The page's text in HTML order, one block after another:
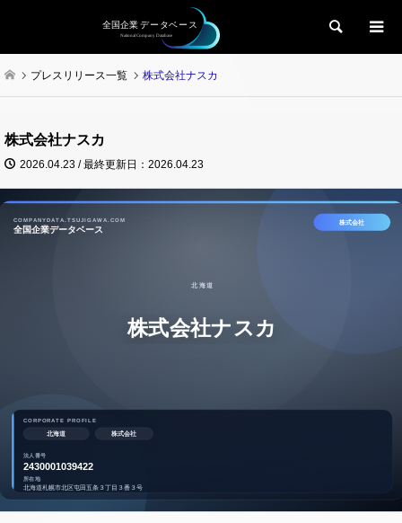
検索
プレスリリース一覧 株式会社ナスカ
株式会社ナスカ
2026.04.23 / 最終更新日：2026.04.23